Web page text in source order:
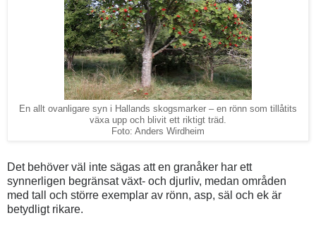
En allt ovanligare syn i Hallands skogsmarker – en rönn som tillåtits
växa upp och blivit ett riktigt träd.
Foto: Anders Wirdheim
Det behöver väl inte sägas att en granåker har ett
synnerligen begränsat växt- och djurliv, medan områden
med tall och större exemplar av rönn, asp, säl och ek är
betydligt rikare.